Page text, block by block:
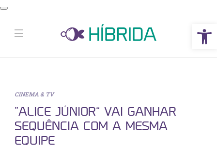
Abrir a barra de ferramentas
CINEMA & TV
“ALICE JÚNIOR” VAI GANHAR
SEQUÊNCIA COM A MESMA
EQUIPE